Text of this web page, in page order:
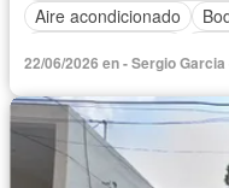
Aire acondicionado
Internet
Jardín
Sin amueblar
22/06/2026 en - Sergio